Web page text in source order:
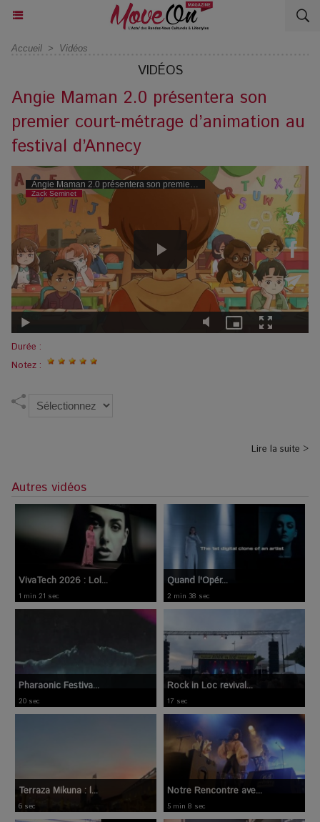
Accueil > Vidéos
VIDÉOS
Angie Maman 2.0 présentera son
premier court-métrage d’animation au
festival d’Annecy
Durée :
Notez :
Lire la suite >
Autres vidéos
VivaTech 2026 : Lol...
1 min 21 sec
Quand l'Opér...
2 min 38 sec
Pharaonic Festiva...
20 sec
Rock in Loc revival...
17 sec
Terraza Mikuna : l...
6 sec
Notre Rencontre ave...
5 min 8 sec